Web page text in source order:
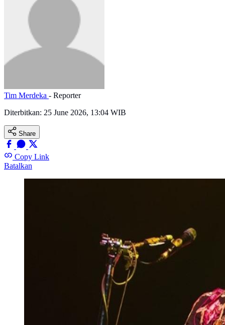
Tim Merdeka - Reporter
Diterbitkan: 25 June 2026, 13:04 WIB
Share
Copy Link
Batalkan